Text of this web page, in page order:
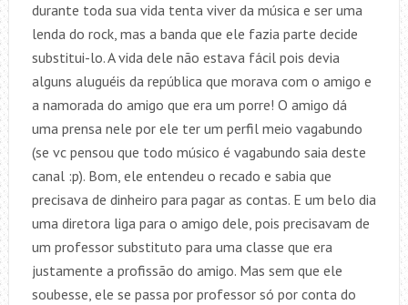
durante toda sua vida tenta viver da música e ser uma
lenda do rock, mas a banda que ele fazia parte decide
substitui-lo. A vida dele não estava fácil pois devia
alguns aluguéis da república que morava com o amigo e
a namorada do amigo que era um porre! O amigo dá
uma prensa nele por ele ter um perfil meio vagabundo
(se vc pensou que todo músico é vagabundo saia deste
canal :p). Bom, ele entendeu o recado e sabia que
precisava de dinheiro para pagar as contas. E um belo dia
uma diretora liga para o amigo dele, pois precisavam de
um professor substituto para uma classe que era
justamente a profissão do amigo. Mas sem que ele
soubesse, ele se passa por professor só por conta do